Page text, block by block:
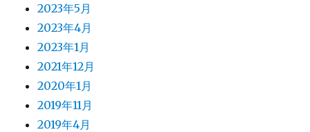
2023年5月
2023年4月
2023年1月
2021年12月
2020年1月
2019年11月
2019年4月